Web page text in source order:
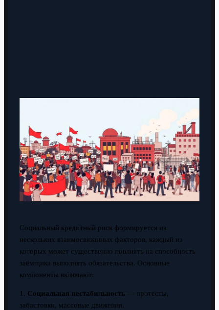
Социальный кредитный риск формируется из
нескольких взаимосвязанных факторов, каждый из
которых может существенно повлиять на способность
заёмщика выполнять обязательства. Основные
компоненты включают:
1. Социальная нестабильность — протесты,
забастовки, массовые движения.